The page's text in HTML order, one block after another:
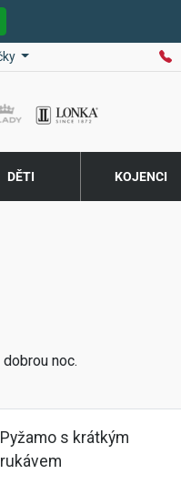
DĚTI KOJENCI
noc.
Pyžamo s krátkým
rukávem